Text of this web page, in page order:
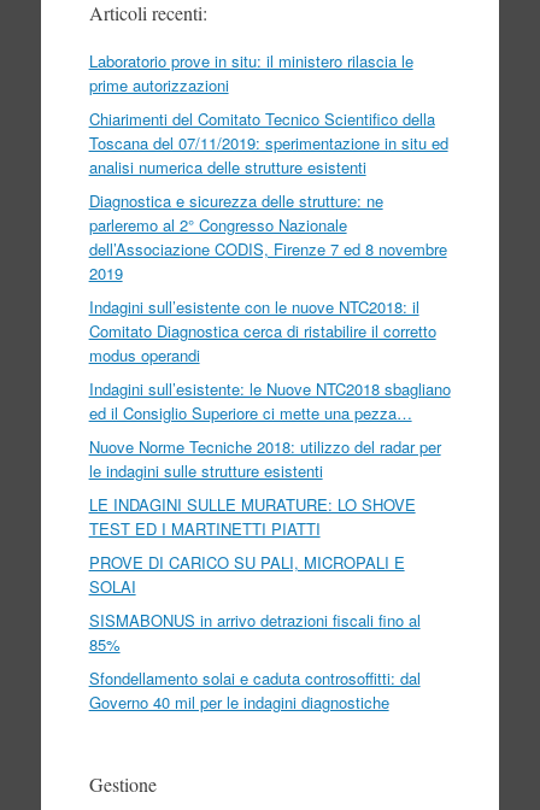
Articoli recenti:
Laboratorio prove in situ: il ministero rilascia le
prime autorizzazioni
Chiarimenti del Comitato Tecnico Scientifico della
Toscana del 07/11/2019: sperimentazione in situ ed
analisi numerica delle strutture esistenti
Diagnostica e sicurezza delle strutture: ne
parleremo al 2° Congresso Nazionale
dell’Associazione CODIS, Firenze 7 ed 8 novembre
2019
Indagini sull’esistente con le nuove NTC2018: il
Comitato Diagnostica cerca di ristabilire il corretto
modus operandi
Indagini sull’esistente: le Nuove NTC2018 sbagliano
ed il Consiglio Superiore ci mette una pezza…
Nuove Norme Tecniche 2018: utilizzo del radar per
le indagini sulle strutture esistenti
LE INDAGINI SULLE MURATURE: LO SHOVE
TEST ED I MARTINETTI PIATTI
PROVE DI CARICO SU PALI, MICROPALI E
SOLAI
SISMABONUS in arrivo detrazioni fiscali fino al
85%
Sfondellamento solai e caduta controsoffitti: dal
Governo 40 mil per le indagini diagnostiche
Gestione